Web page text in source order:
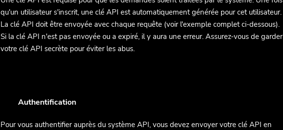
qu'un utilisateur s'inscrit, une clé API est automatiquement générée pour cet utilisateur.
La clé API doit être envoyée avec chaque requête (voir l'exemple complet ci-dessous).
Si la clé API n'est pas envoyée ou a expiré, il y aura une erreur. Assurez-vous de garder
votre clé API secrète pour éviter les abus.
Authentification
Pour vous authentifier auprès du système API, vous devez envoyer votre clé API en